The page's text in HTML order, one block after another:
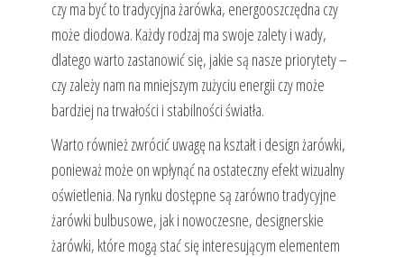
czy ma być to tradycyjna żarówka, energooszczędna czy
może diodowa. Każdy rodzaj ma swoje zalety i wady,
dlatego warto zastanowić się, jakie są nasze priorytety –
czy zależy nam na mniejszym zużyciu energii czy może
bardziej na trwałości i stabilności światła.
Warto również zwrócić uwagę na kształt i design żarówki,
ponieważ może on wpłynąć na ostateczny efekt wizualny
oświetlenia. Na rynku dostępne są zarówno tradycyjne
żarówki bulbusowe, jak i nowoczesne, designerskie
żarówki, które mogą stać się interesującym elementem